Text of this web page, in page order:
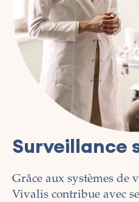
Surveillance
Grâce aux systèmes de
Vivalis contribue avec